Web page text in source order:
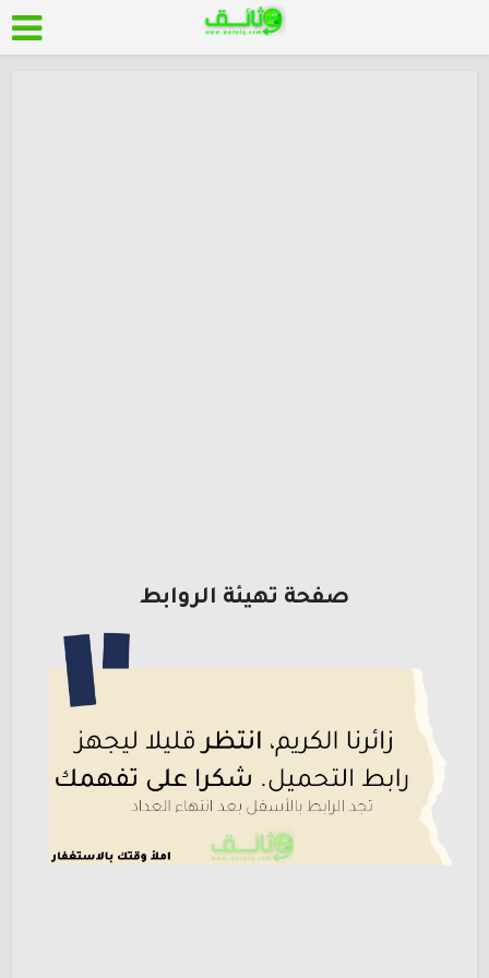
صفحة تهيئة الروابط